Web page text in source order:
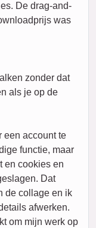
De drag-and-
was
zonder dat
als je op de
een account te
functie, maar
en cookies en
Dat
de collage en ik
afwerken.
om mijn werk op